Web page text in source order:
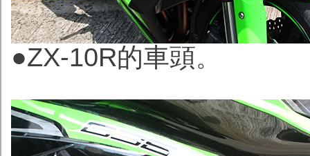
●ZX-10R的車頭。